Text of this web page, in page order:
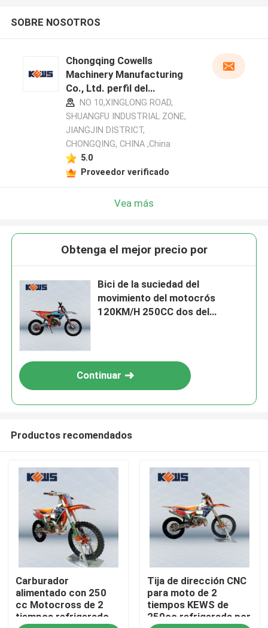
Productos
Sobre nosotros
SOBRE NOSOTROS
Chongqing Cowells
Machinery Manufacturing
Co., Ltd. perfil del
fabricante
NO 10,XINGLONG ROAD,
SHUANGFU INDUSTRIAL ZONE,
JIANGJIN DISTRICT,
CHONGQING, CHINA ,China
5.0
Proveedor verificado
Vea más
Obtenga el mejor precio por
Bici de la suciedad del
movimiento del motocrós
120KM/H 250CC dos del
Continuar
Productos recomendados
Carburador
alimentado con 250
cc Motocross de 2
tiempos refrigerado
Tija de dirección CNC
para moto de 2
tiempos KEWS de
250cc refrigerada por